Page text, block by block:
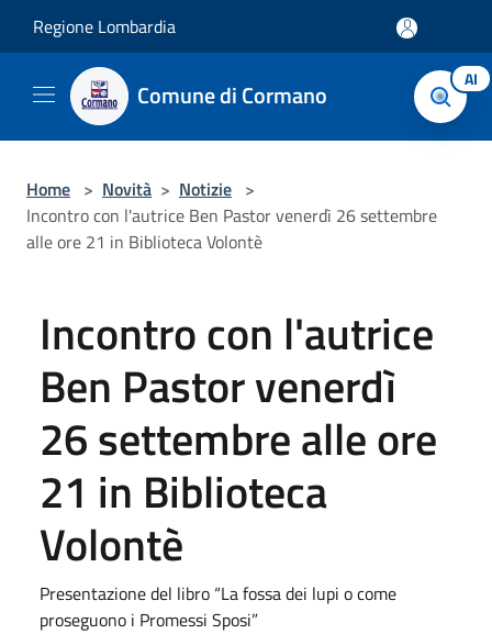
Regione Lombardia
Comune di Cormano AI
Home > Novità > Notizie >
Incontro con l'autrice Ben Pastor venerdì 26 settembre
alle ore 21 in Biblioteca Volontè
Incontro con l'autrice
Ben Pastor venerdì
26 settembre alle ore
21 in Biblioteca
Volontè
Presentazione del libro “La fossa dei lupi o come
proseguono i Promessi Sposi”